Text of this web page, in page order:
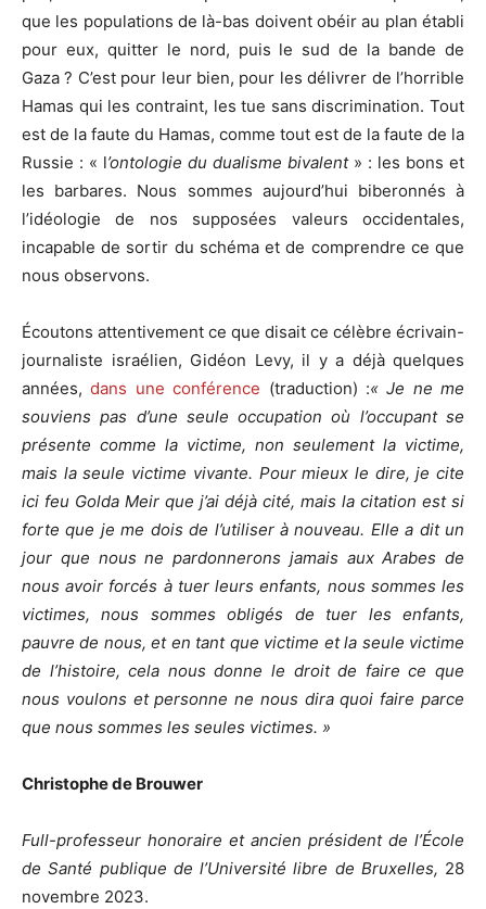
que les populations de là-bas doivent obéir au plan établi
pour eux, quitter le nord, puis le sud de la bande de
Gaza ? C’est pour leur bien, pour les délivrer de l’horrible
Hamas qui les contraint, les tue sans discrimination. Tout
est de la faute du Hamas, comme tout est de la faute de la
Russie : « l’ontologie du dualisme bivalent» : les bons et
les barbares. Nous sommes aujourd’hui biberonnés à
l’idéologie de nos supposées valeurs occidentales,
incapable de sortir du schéma et de comprendre ce que
nous observons.
Écoutons attentivement ce que disait ce célèbre écrivain-
journaliste israélien, Gidéon Levy, il y a déjà quelques
années,dans une conférence (traduction) :«Je ne me
souviens pas d’une seuleoccupationoù l’occupant se
présente comme la victime, non seulement la victime,
mais la seule victime vivante. Pourmieux le dire,je cite
ici feu Golda Meir que j’ai déjà cité, mais la citation est si
forte que jeme doisde l’utiliser à nouveau. Ellea dit un
jour que nous ne pardonnerons jamais aux Arabes de
nous avoir forcés à tuer leurs enfants, nous sommes les
victimes, nous sommes obligés de tuer les enfants,
pauvre de nous, et en tant que victime et la seule victime
de l’histoire, cela nous donne le droit de faire ce que
nous voulons et personne ne nous dira quoi faire parce
que nous sommes les seules victimes. »
Christophe de Brouwer
Full-professeur honoraire et ancien président de l’École
de Santé publique de l’Université libre de Bruxelles, 28
novembre 2023.